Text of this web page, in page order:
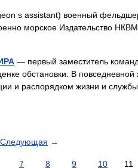
s assistant) военный
морское Издательство
— первый заместитель
обстановки. В
и распорядком жизни и
Следующая →
7 8 9 10 11